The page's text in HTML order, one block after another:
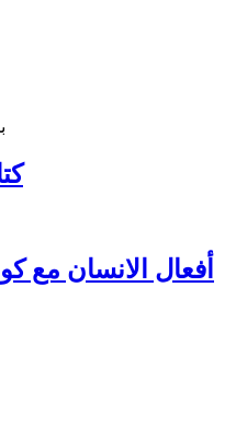
أفعال الانسان مع